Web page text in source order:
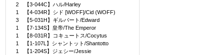
2 【3-044C】ハル/Harley
1 【4-034R】シド [WOFF]/Cid (WOFF)
3 【5-031H】ギルバート/Edward
1 【7-134S】皇帝/The Emperor
1 【8-031R】コキュートス/Cocytus
1 【1-107L】シャントット/Shantotto
1 【1-204S】ジェシー/Jessie